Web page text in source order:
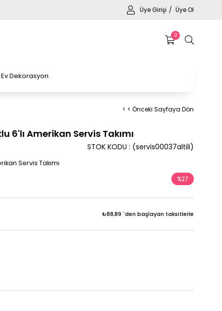
Üye Girişi Üye Ol
0
Ev Dekorasyon
< < Önceki Sayfaya Dön
6'lı Amerikan Servis Takımı
(servis00037altili)
STOK KODU
Servis Takımı
%27
₺88,89 `den başlayan taksitlerle